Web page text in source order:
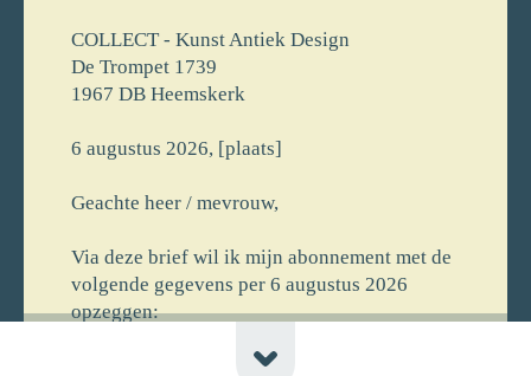
COLLECT - Kunst Antiek Design
De Trompet 1739
1967 DB Heemskerk
6 augustus 2026, [plaats]
Geachte heer / mevrouw,
Via deze brief wil ik mijn abonnement met de
volgende gegevens per 6 augustus 2026
opzeggen:
[voornaam] [achternaam]